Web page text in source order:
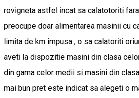
rovigneta astfel incat sa calatotoriti
preocupe doar alimentarea masinii cu
limita de km impusa , o sa calatoriti
aveti la dispozitie masini din clasa
din gama celor medii si masini din
mai bun pret este indicat sa alegeti o